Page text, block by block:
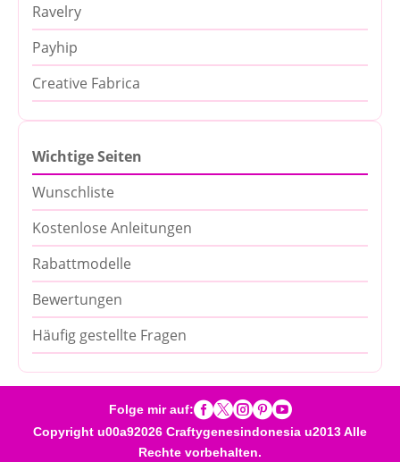
Ravelry
Payhip
Creative Fabrica
Wichtige Seiten
Wunschliste
Kostenlose Anleitungen
Rabattmodelle
Bewertungen
Häufig gestellte Fragen
Folge mir auf:
Copyright u00a92026 Craftygenesindonesia u2013 Alle
Rechte vorbehalten.